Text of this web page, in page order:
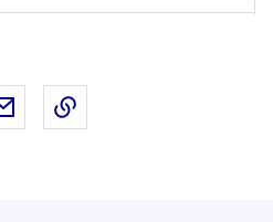
Facebooksur Twitter
Partager par email